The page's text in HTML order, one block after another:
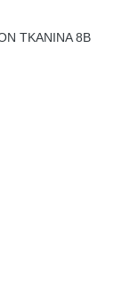
TKANINA 8B